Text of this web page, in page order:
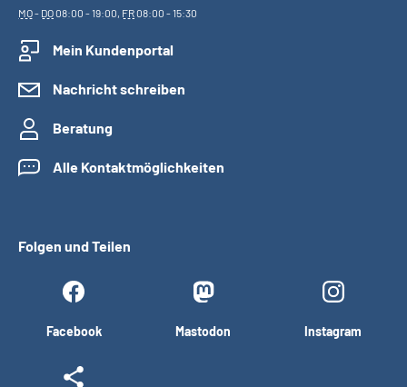
MO- DO08:00 - 19:00, FR08:00 - 15:30
Mein Kundenportal
Nachricht schreiben
Beratung
Alle Kontaktmöglichkeiten
Folgen und Teilen
Facebook Mastodon Instagram